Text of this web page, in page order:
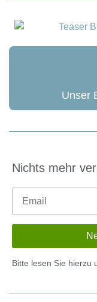
Unser
Nichts mehr
Bitte lesen Sie hierzu